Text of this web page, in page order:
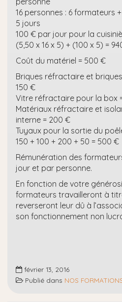
16 personnes : 6 formateurs
5 jours
100 € par jour pour la
(5,50 x 16 x 5) + (100 x 5) =
Coût du matériel = 500 €
Briques réfractaire et
150 €
Vitre réfractaire pour la box
Matériaux réfractaire et
interne = 200 €
Tuyaux pour la sortie du
150 + 100 + 200 + 50 = 500 €
Rémunération des
jour et par personne.
En fonction de votre
formateurs travailleront à
reverseront leur dû à
son fonctionnement non
février 13, 2016
Publié dans NOS